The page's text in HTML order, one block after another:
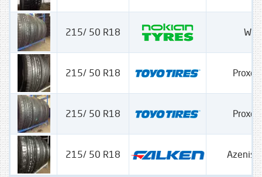
215/ 50 R18
215/ 50 R18
215/ 50 R18
215/ 50 R18 Azenis